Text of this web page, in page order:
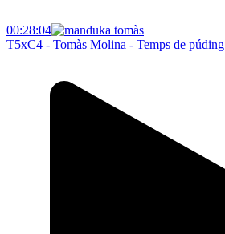
00:28:04
T5xC4 - Tomàs Molina - Temps de púding